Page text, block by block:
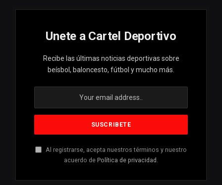
Unete a Cartel Deportivo
Recibe las últimas noticias deportivas sobre
beísbol, baloncesto, fútbol y mucho más.
Al registrarse, acepta nuestros términos y nuestro
acuerdo de Política de privacidad .